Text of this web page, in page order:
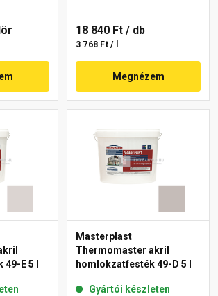
18 840 Ft / db
3 768 Ft / l
Megnézem
E 5 l
Masterplast
Thermomaster akril
homlokzatfesték 49-D 5 l
Gyártói készleten